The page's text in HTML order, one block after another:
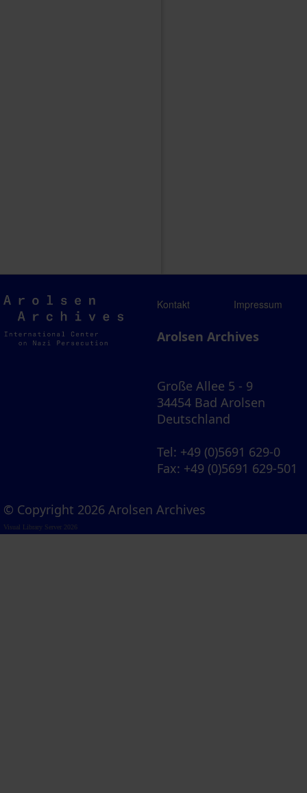
Arolsen
Archives
Kontakt Impressum
Arolsen Archives
Große Allee 5 - 9
34454 Bad Arolsen
Deutschland
Tel: +49 (0)5691 629-0
Fax: +49 (0)5691 629-501
© Copyright 2026 Arolsen Archives
Visual Library Server 2026